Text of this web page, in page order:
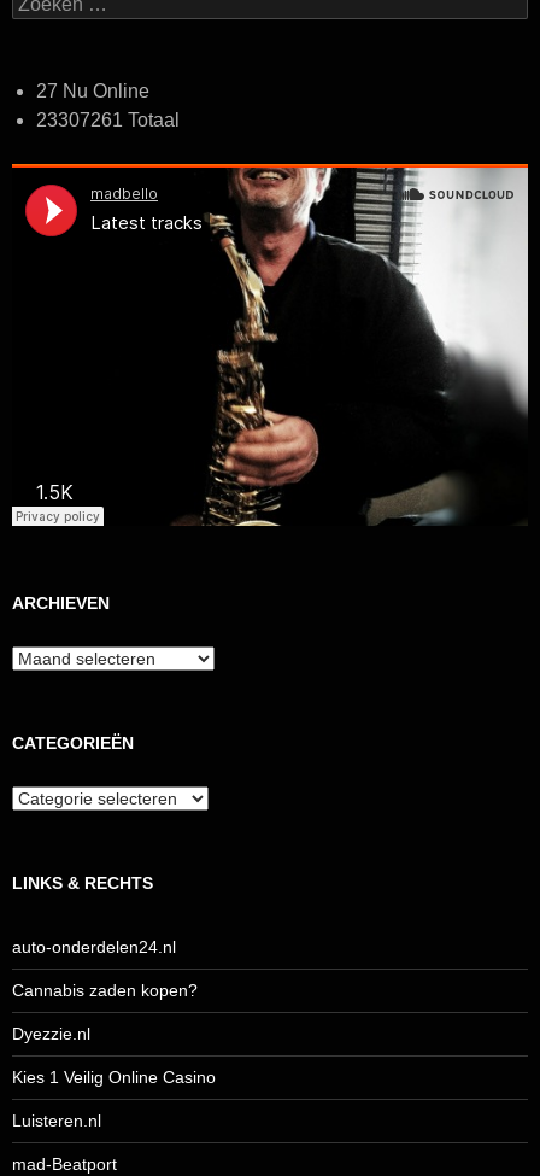
naar:
27 Nu Online
23307261 Totaal
ARCHIEVEN
Archieven
CATEGORIEËN
Categorieën
LINKS & RECHTS
auto-onderdelen24.nl
Cannabis zaden kopen?
Dyezzie.nl
Kies 1 Veilig Online Casino
Luisteren.nl
mad-Beatport